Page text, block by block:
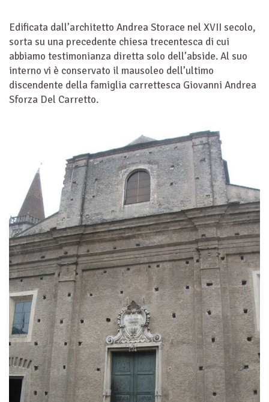
Edificata dall’architetto Andrea Storace nel XVII secolo,
sorta su una precedente chiesa trecentesca di cui
abbiamo testimonianza diretta solo dell’abside. Al suo
interno vi è conservato il mausoleo dell’ultimo
discendente della famiglia carrettesca Giovanni Andrea
Sforza Del Carretto.